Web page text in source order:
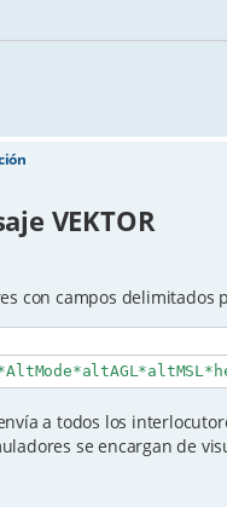
VEKTOR
con campos delimitados
a todos los
se encargan de